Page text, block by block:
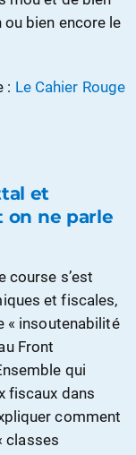
ou bien encore le
: Le Cahier Rouge
et
on ne parle
course s’est
et fiscales,
« insoutenabilité
Front
qui
fiscaux dans
comment
classes